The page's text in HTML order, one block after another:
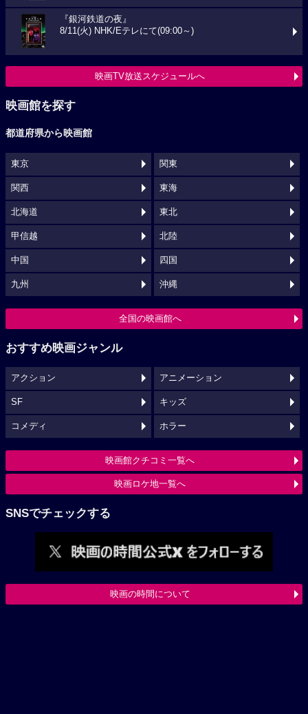
『銀河鉄道の夜』
8/11(火) NHK/Eテレにて(09:00～)
映画TV放送スケジュールへ
映画館を探す
都道府県から映画館
東京 関東
関西 東海
北海道 東北
甲信越 北陸
中国 四国
九州 沖縄
全国の映画館へ
おすすめ映画ジャンル
アクション アニメーション
SF キッズ
コメディ ホラー
映画館クチコミ一覧へ
映画ロケ地一覧へ
SNSでチェックする
映画の時間について